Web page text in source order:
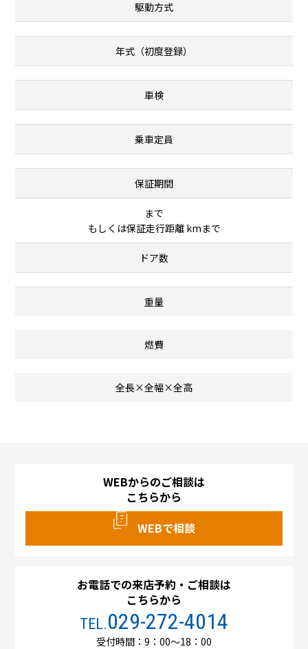
駆動方式
年式（初度登録）
車検
乗車定員
保証期間
まで
もしくは保証走行距離 kmまで
ドア数
重量
燃費
全長×全幅×全高
WEBからのご相談は
こちらから
WEBで相談
お電話での来店予約・ご相談は
こちらから
TEL.029-272-4014
受付時間：9：00～18：00